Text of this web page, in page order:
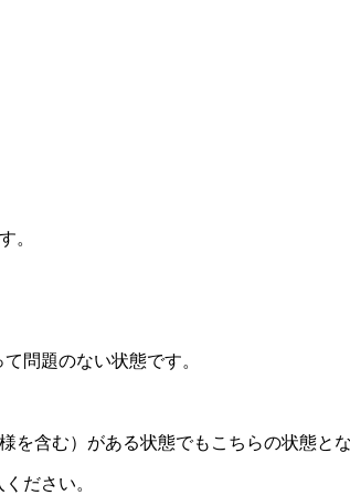
。
問題のない状態です。
含む）がある状態でもこちらの状態と
ださい。